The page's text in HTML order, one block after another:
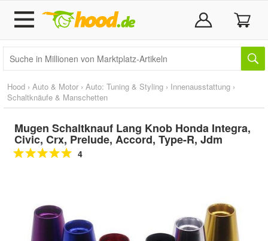
Hood › Auto & Motor › Auto: Tuning & Styling › Innenausstattung ›
Schaltknäufe & Manschetten
Mugen Schaltknauf Lang Knob Honda Integra,
Civic, Crx, Prelude, Accord, Type-R, Jdm
4